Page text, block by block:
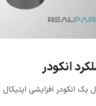
انکودر
یک انکودر افزایشی